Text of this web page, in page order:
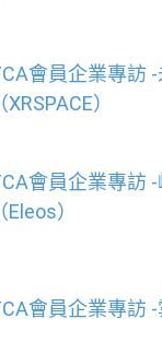
會員企業專訪
（XRSPACE）
會員企業專訪
（Eleos）
會員企業專訪